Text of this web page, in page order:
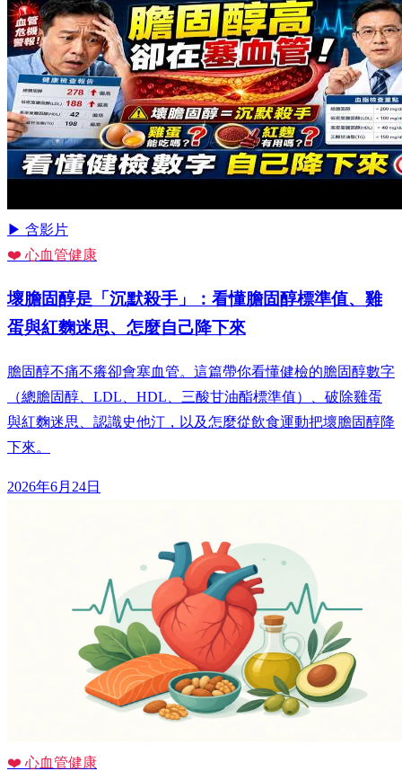
▶ 含影片
❤️ 心血管健康
壞膽固醇是「沉默殺手」：看懂膽固醇標準值、雞
蛋與紅麴迷思、怎麼自己降下來
膽固醇不痛不癢卻會塞血管。這篇帶你看懂健檢的膽固醇數字
（總膽固醇、LDL、HDL、三酸甘油酯標準值）、破除雞蛋
與紅麴迷思、認識史他汀，以及怎麼從飲食運動把壞膽固醇降
下來。
2026年6月24日
❤️ 心血管健康